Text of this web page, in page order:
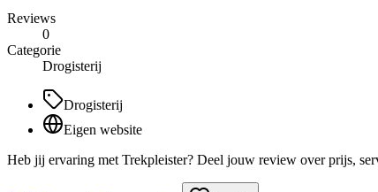
Reviews
0
Categorie
Drogisterij
Drogisterij
Eigen website
Heb jij ervaring met Trekpleister? Deel jouw review over prijs,